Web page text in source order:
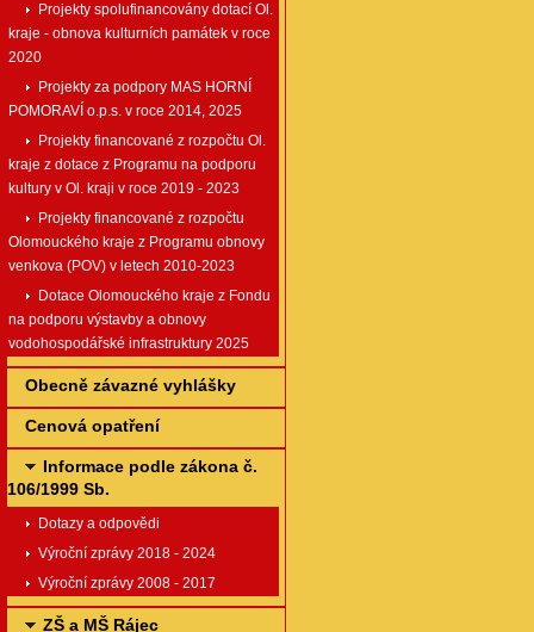
Projekty spolufinancovány dotací Ol.
kraje - obnova kulturních památek v roce
2020
Projekty za podpory MAS HORNÍ
POMORAVÍ o.p.s. v roce 2014, 2025
Projekty financované z rozpočtu Ol.
kraje z dotace z Programu na podporu
kultury v Ol. kraji v roce 2019 - 2023
Projekty financované z rozpočtu
Olomouckého kraje z Programu obnovy
venkova (POV) v letech 2010-2023
Dotace Olomouckého kraje z Fondu
na podporu výstavby a obnovy
vodohospodářské infrastruktury 2025
Obecně závazné vyhlášky
Cenová opatření
Informace podle zákona č.
106/1999 Sb.
Dotazy a odpovědi
Výroční zprávy 2018 - 2024
Výroční zprávy 2008 - 2017
ZŠ a MŠ Rájec